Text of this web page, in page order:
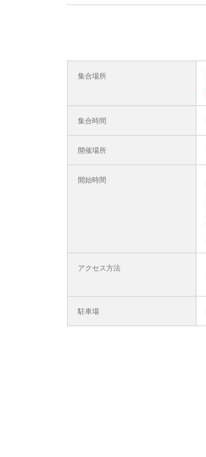
集合場所
集合時間
開催場所
開始時間
アクセス方法
駐車場